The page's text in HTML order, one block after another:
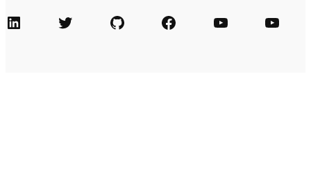
LinkedIn Twitter GitHub Facebook Agile Videos Tech-Videos